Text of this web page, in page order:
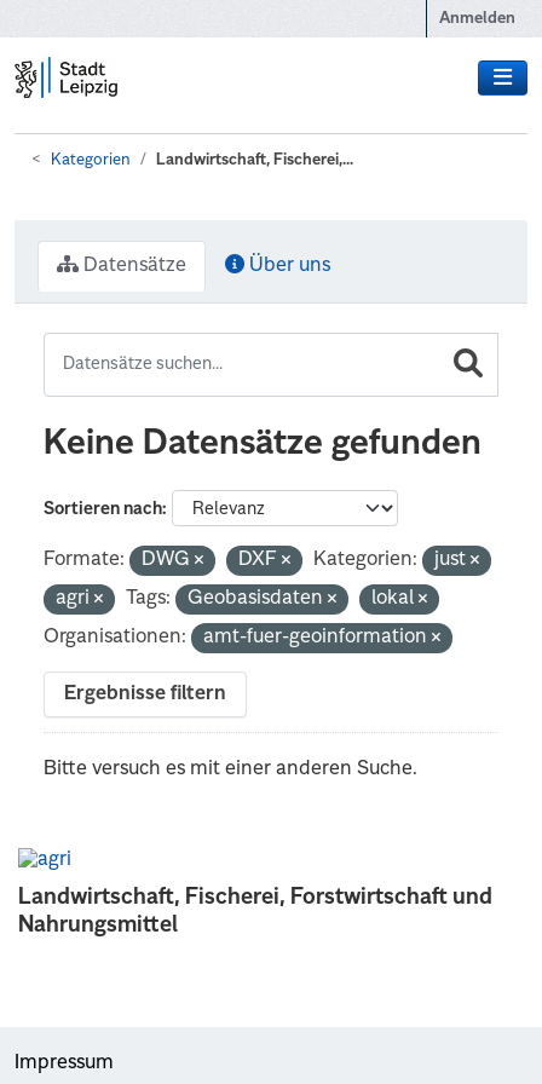
Anmelden
Kategorien Landwirtschaft, Fischerei,...
Landwirtschaft, Fischerei, Forstwirtschaft und
Nahrungsmittel
Datensätze Über uns
Keine Datensätze gefunden
Sortieren nach
Formate: DWG DXF Kategorien:
just
agri
Tags: Geobasisdaten
lokal
Organisationen:
amt-fuer-geoinformation
Ergebnisse filtern
Bitte versuch es mit einer anderen Suche.
Impressum